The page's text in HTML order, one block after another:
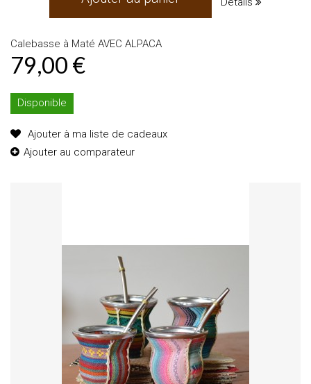
Calebasse à Maté AVEC ALPACA
79,00 €
Disponible
Ajouter à ma liste de cadeaux
Ajouter au comparateur